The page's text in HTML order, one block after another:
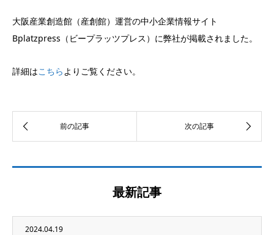
大阪産業創造館（産創館）運営の中小企業情報サイト
Bplatzpress（ビープラッツプレス）に弊社が掲載されました。
詳細はこちらよりご覧ください。
最新記事
2024.04.19